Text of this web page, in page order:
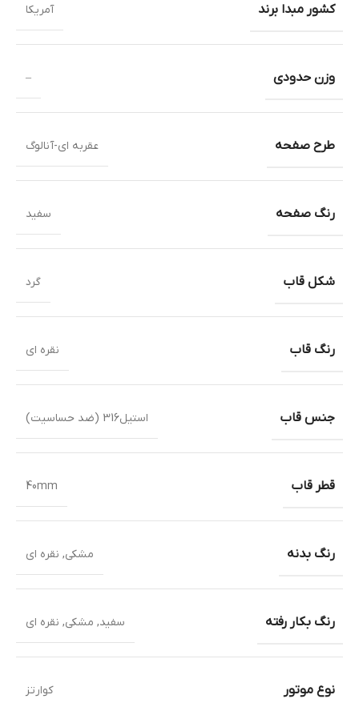
کشور مبدا برند آمریکا
وزن حدودی –
طرح صفحه عقربه ای-آنالوگ
رنگ صفحه سفید
شکل قاب گرد
رنگ قاب نقره ای
جنس قاب استیل316 (ضد حساسیت)
قطر قاب 40mm
رنگ بدنه مشکی, نقره ای
رنگ بکار رفته سفید, مشکی, نقره ای
نوع موتور کوارتز